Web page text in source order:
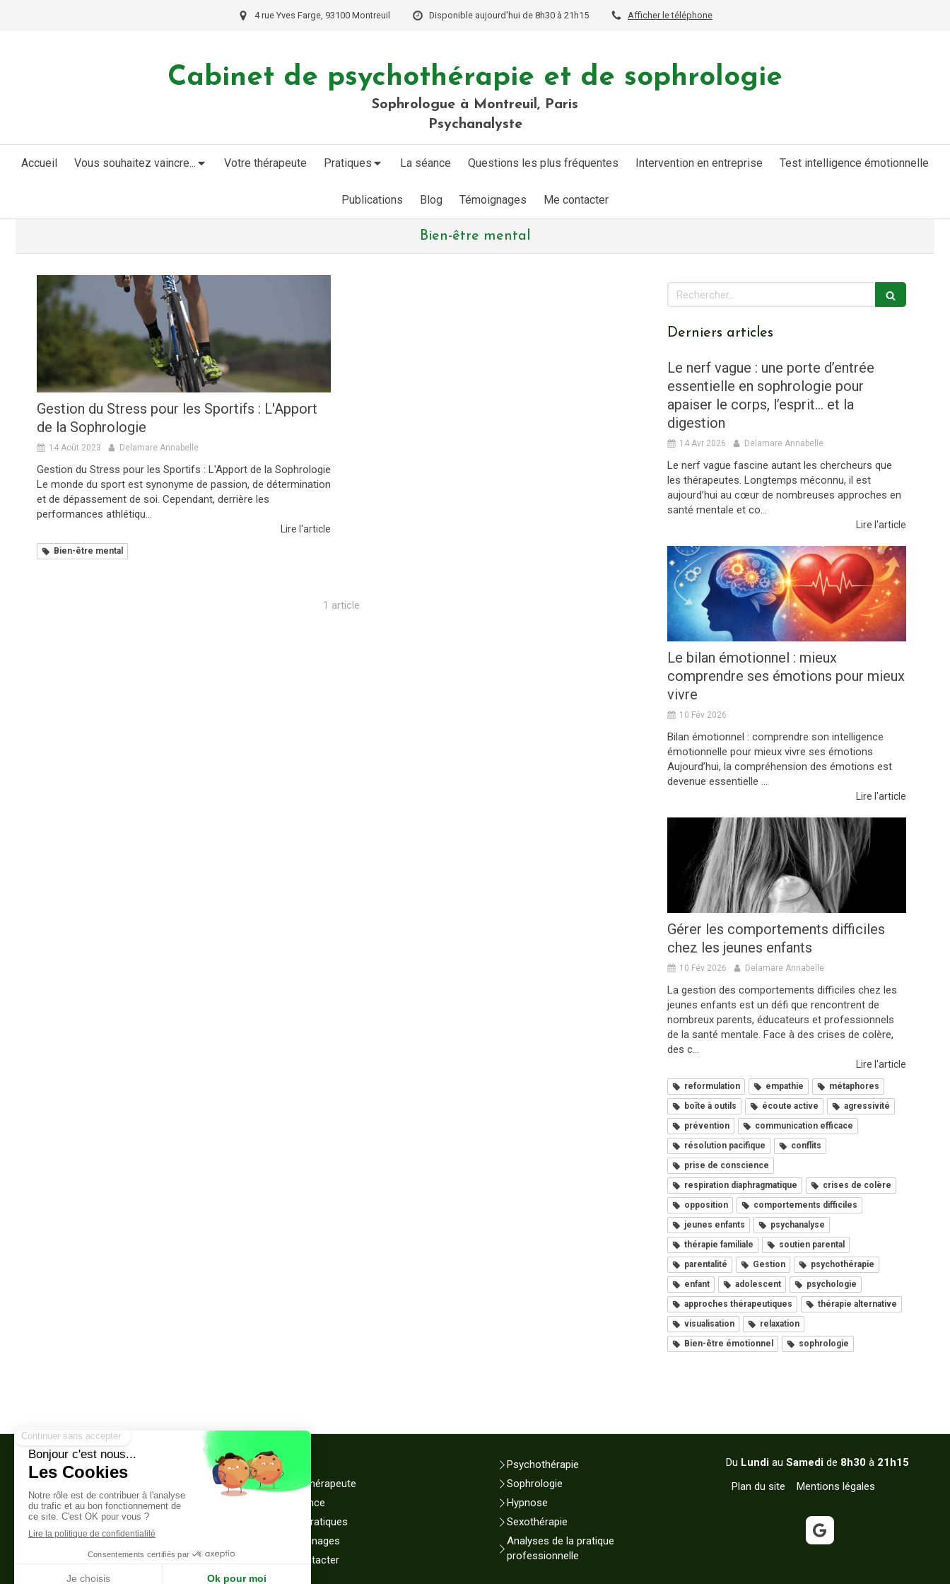
4 rue Yves Farge, 93100 Montreuil Disponible aujourd'hui de 8h30 à 21h15 Afficher le téléphone
Cabinet de psychothérapie et de sophrologie
Sophrologue à Montreuil, Paris
Psychanalyste
Accueil Vous souhaitez vaincre... Votre thérapeute Pratiques La séance Questions les plus fréquentes Intervention en entreprise Test intelligence émotionnelle
Publications Blog Témoignages Me contacter
Bien-être mental
Gestion du Stress pour les Sportifs : L'Apport
de la Sophrologie
14 Août 2023 Delamare Annabelle
Gestion du Stress pour les Sportifs : L'Apport de la Sophrologie
Le monde du sport est synonyme de passion, de détermination
et de dépassement de soi. Cependant, derrière les
performances athlétiqu...
Lire l'article
Bien-être mental
1 article
Rechercher
Derniers articles
Le nerf vague : une porte d’entrée
essentielle en sophrologie pour
apaiser le corps, l’esprit… et la
digestion
14 Avr 2026 Delamare Annabelle
Le nerf vague fascine autant les chercheurs que
les thérapeutes. Longtemps méconnu, il est
aujourd’hui au cœur de nombreuses approches en
santé mentale et co...
Lire l'article
Le bilan émotionnel : mieux
comprendre ses émotions pour mieux
vivre
10 Fév 2026
Bilan émotionnel : comprendre son intelligence
émotionnelle pour mieux vivre ses émotions
Aujourd’hui, la compréhension des émotions est
devenue essentielle ...
Lire l'article
Gérer les comportements difficiles
chez les jeunes enfants
10 Fév 2026 Delamare Annabelle
La gestion des comportements difficiles chez les
jeunes enfants est un défi que rencontrent de
nombreux parents, éducateurs et professionnels
de la santé mentale. Face à des crises de colère,
des c...
Lire l'article
reformulation empathie
métaphores
boîte à outils
écoute active
agressivité
prévention
communication efficace
résolution pacifique
conflits
prise de conscience
respiration diaphragmatique
crises de colère
opposition
comportements difficiles
jeunes enfants
psychanalyse
thérapie familiale
soutien parental
parentalité
Gestion
psychothérapie
enfant
adolescent
psychologie
approches thérapeutiques
thérapie alternative
visualisation
relaxation
Bien-être émotionnel
sophrologie
sophrologie
Sophrologue Montreuil 93100
4 rue Yves Farge
93100 Montreuil
Afficher le téléphone
Accueil
Votre thérapeute
La séance
Infos pratiques
Témoignages
Me contacter
Psychothérapie
Sophrologie
Hypnose
Sexothérapie
Analyses de la pratique
professionnelle
Du Lundi au Samedi de 8h30 à 21h15
Plan du site
Mentions légales